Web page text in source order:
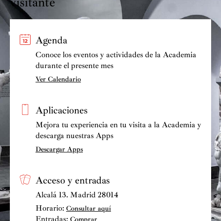
Agenda
Conoce los eventos y actividades de la Academia
durante el presente mes
Ver Calendario
Aplicaciones
Mejora tu experiencia en tu visita a la Academia y
descarga nuestras Apps
Descargar Apps
Acceso y entradas
Alcalá 13. Madrid 28014
Horario: Consultar aquí
Entradas: Comprar